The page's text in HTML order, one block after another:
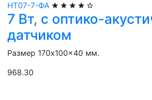
НТ07-7-ФА
7 Вт, с оптико-
датчиком
Размер 170x100x40 мм.
968.30